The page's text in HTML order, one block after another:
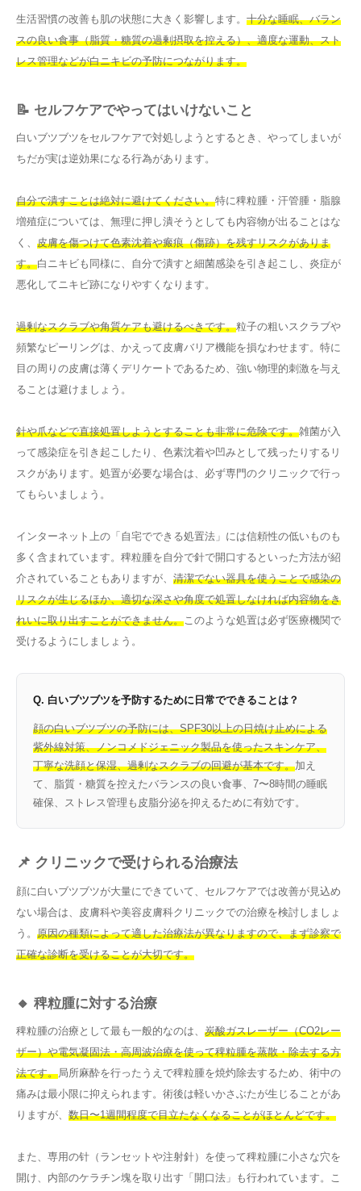
生活習慣の改善も肌の状態に大きく影響します。 十分な睡眠、バラン
スの良い食事（脂質・糖質の過剰摂取を控える）、適度な運動、スト
レス管理などが白ニキビの予防につながります。
📝 セルフケアでやってはいけないこと
白いブツブツをセルフケアで対処しようとするとき、やってしまいが
ちだが実は逆効果になる行為があります。
自分で潰すことは絶対に避けてください。特に稗粒腫・汗管腫・脂腺
増殖症については、無理に押し潰そうとしても内容物が出ることはな
く、 皮膚を傷つけて色素沈着や瘢痕（傷跡）を残すリスクがありま
す。白ニキビも同様に、自分で潰すと細菌感染を引き起こし、炎症が
悪化してニキビ跡になりやすくなります。
過剰なスクラブや角質ケアも避けるべきです。粒子の粗いスクラブや
頻繁なピーリングは、かえって皮膚バリア機能を損なわせます。特に
目の周りの皮膚は薄くデリケートであるため、強い物理的刺激を与え
ることは避けましょう。
針や爪などで直接処置しようとすることも非常に危険です。雑菌が入
って感染症を引き起こしたり、色素沈着や凹みとして残ったりするリ
スクがあります。処置が必要な場合は、必ず専門のクリニックで行っ
てもらいましょう。
インターネット上の「自宅でできる処置法」には信頼性の低いものも
多く含まれています。稗粒腫を自分で針で開口するといった方法が紹
介されていることもありますが、 清潔でない器具を使うことで感染の
リスクが生じるほか、適切な深さや角度で処置しなければ内容物をき
れいに取り出すことができません。 このような処置は必ず医療機関で
受けるようにしましょう。
Q. 白いブツブツを予防するために日常でできることは？
顔の白いブツブツの予防には、SPF30以上の日焼け止めによる
紫外線対策、ノンコメドジェニック製品を使ったスキンケア、
丁寧な洗顔と保湿、過剰なスクラブの回避が基本です。加え
て、脂質・糖質を控えたバランスの良い食事、7〜8時間の睡眠
確保、ストレス管理も皮脂分泌を抑えるために有効です。
📌 クリニックで受けられる治療法
顔に白いブツブツが大量にできていて、セルフケアでは改善が見込め
ない場合は、皮膚科や美容皮膚科クリニックでの治療を検討しましょ
う。 原因の種類によって適した治療法が異なりますので、まず診察で
正確な診断を受けることが大切です。
🔸 稗粒腫に対する治療
稗粒腫の治療として最も一般的なのは、 炭酸ガスレーザー（CO2レー
ザー）や電気凝固法・高周波治療を使って稗粒腫を蒸散・除去する方
法です。局所麻酔を行ったうえで稗粒腫を焼灼除去するため、術中の
痛みは最小限に抑えられます。術後は軽いかさぶたが生じることがあ
りますが、 数日〜1週間程度で目立たなくなることがほとんどです。
また、専用の针（ランセットや注射針）を使って稗粒腫に小さな穴を
開け、内部のケラチン塊を取り出す「開口法」も行われています。こ